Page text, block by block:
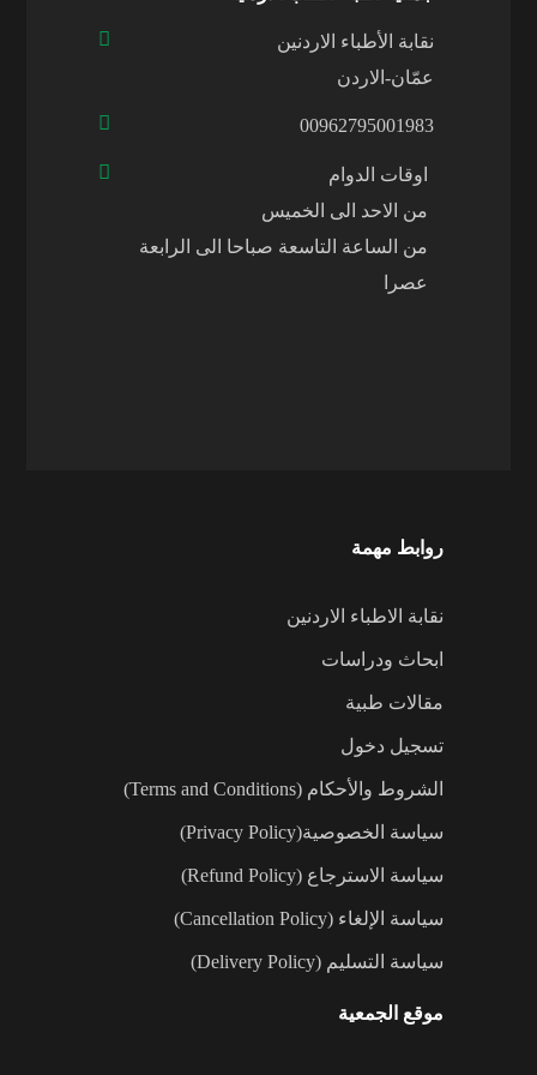
نقابة الأطباء الاردنين
عمّان-الاردن
00962795001983
اوقات الدوام
من الاحد الى الخميس
من الساعة التاسعة صباحا الى الرابعة
عصرا
روابط مهمة
نقابة الاطباء الاردنين
ابحاث ودراسات
مقالات طبية
تسجيل دخول
الشروط والأحكام (Terms and Conditions)
سياسة الخصوصية(Privacy Policy)
سياسة الاسترجاع (Refund Policy)
سياسة الإلغاء (Cancellation Policy)
سياسة التسليم (Delivery Policy)
موقع الجمعية